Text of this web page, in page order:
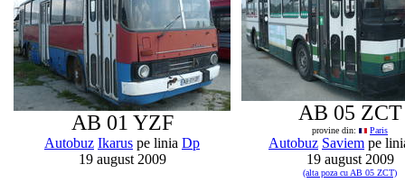
AB 01 YZF
Autobuz Ikarus pe linia Dp
19 august 2009
AB 05 ZCT
provine din: Paris
Autobuz Saviem pe
19 august 2009
(alta poza cu AB 05 ZCT)